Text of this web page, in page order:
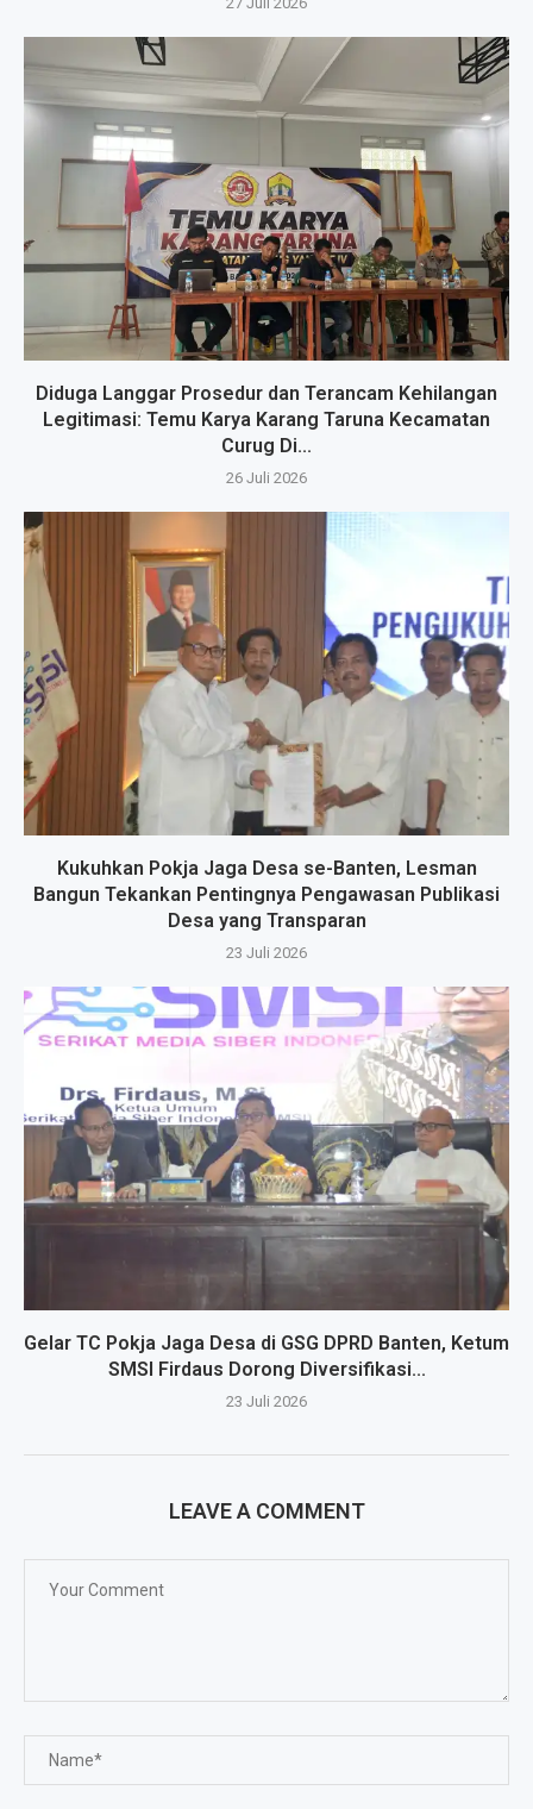
Diduga Langgar Prosedur dan Terancam Kehilangan
Legitimasi: Temu Karya Karang Taruna Kecamatan
Curug Di...
26 Juli 2026
Kukuhkan Pokja Jaga Desa se-Banten, Lesman
Bangun Tekankan Pentingnya Pengawasan Publikasi
Desa yang Transparan
23 Juli 2026
Gelar TC Pokja Jaga Desa di GSG DPRD Banten, Ketum
SMSI Firdaus Dorong Diversifikasi...
23 Juli 2026
LEAVE A COMMENT